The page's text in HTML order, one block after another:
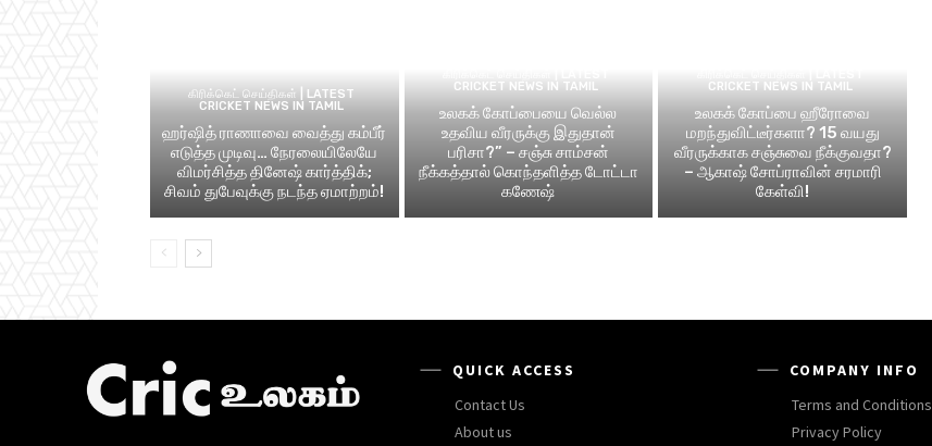
கிரிக்கெட் செய்திகள் | LATEST
CRICKET NEWS IN TAMIL
ஹர்ஷித் ராணாவை வைத்து கம்பீர்
எடுத்த முடிவு… நேரலையிலேயே
விமர்சித்த தினேஷ் கார்த்திக்;
சிவம் துபேவுக்கு நடந்த ஏமாற்றம்!
CRICKET NEWS IN TAMIL
உலகக் கோப்பையை வெல்ல
உதவிய வீரருக்கு இதுதான்
பரிசா?” – சஞ்சு சாம்சன்
நீக்கத்தால் கொந்தளித்த டோட்டா
கணேஷ்
CRICKET NEWS IN TAMIL
உலகக் கோப்பை ஹீரோவை
மறந்துவிட்டீர்களா? 15 வயது
வீரருக்காக சஞ்சுவை நீக்குவதா?
– ஆகாஷ் சோப்ராவின் சரமாரி
கேள்வி!
QUICK ACCESS
Contact Us
About us
COMPANY INFO
Terms and Conditions
Privacy Policy